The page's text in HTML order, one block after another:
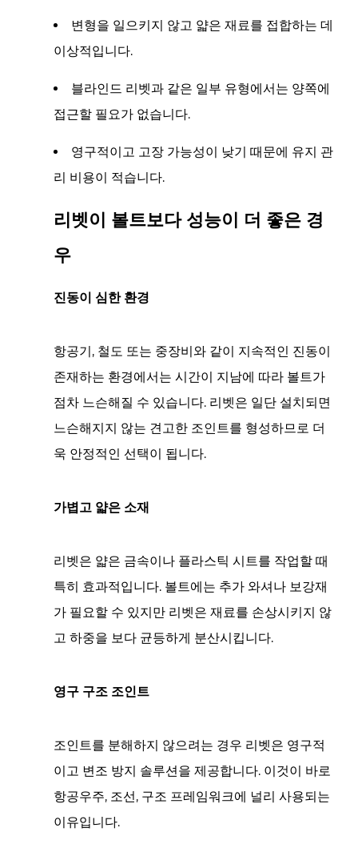
리
이
볼
보
다
능
이
좋
우
3.1
진
동
이
심
환
3.2
볍
고
얇
소
재
영
구
구
조
변형을 일으키지 않고 얇은 재료를 접합하는 데
이상적입니다.
블라인드 리벳과 같은 일부 유형에서는 양쪽에
접근할 필요가 없습니다.
영구적이고 고장 가능성이 낮기 때문에 유지 관
리 비용이 적습니다.
리벳이 볼트보다 성능이 더 좋은 경
우
진동이 심한 환경
항공기, 철도 또는 중장비와 같이 지속적인 진동이
존재하는 환경에서는 시간이 지남에 따라 볼트가
점차 느슨해질 수 있습니다. 리벳은 일단 설치되면
느슨해지지 않는 견고한 조인트를 형성하므로 더
욱 안정적인 선택이 됩니다.
가볍고 얇은 소재
리벳은 얇은 금속이나 플라스틱 시트를 작업할 때
특히 효과적입니다. 볼트에는 추가 와셔나 보강재
가 필요할 수 있지만 리벳은 재료를 손상시키지 않
고 하중을 보다 균등하게 분산시킵니다.
영구 구조 조인트
조인트를 분해하지 않으려는 경우 리벳은 영구적
이고 변조 방지 솔루션을 제공합니다. 이것이 바로
항공우주, 조선, 구조 프레임워크에 널리 사용되는
이유입니다.